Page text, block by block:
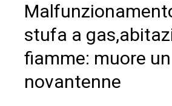
stufa a
fiamme: muore un
novantenne